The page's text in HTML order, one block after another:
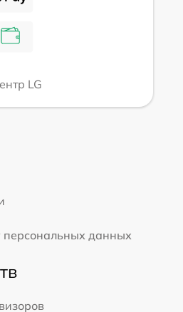
LG
персональных данных